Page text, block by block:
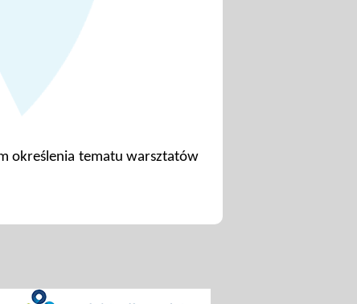
określenia tematu warsztatów